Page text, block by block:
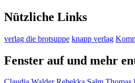
Nützliche Links
verlag die brotsuppe knapp verlag
Fenster auf und mehr